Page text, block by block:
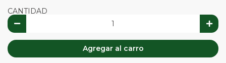
CANTIDAD
Agregar al carro